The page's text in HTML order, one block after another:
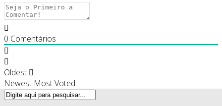
0 Comentários
Oldest
Newest Most Voted